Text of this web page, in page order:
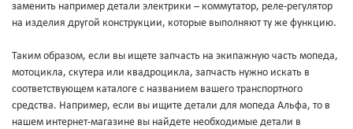
заменить например детали электрики – коммутатор, реле-регулятор
на изделия другой конструкции, которые выполняют ту же функцию.
Таким образом, если вы ищете запчасть на экипажную часть мопеда,
мотоцикла, скутера или квадроцикла, запчасть нужно искать в
соответствующем каталоге с названием вашего транспортного
средства. Например, если вы ищите детали для мопеда Альфа, то в
нашем интернет-магазине вы найдете необходимые детали в